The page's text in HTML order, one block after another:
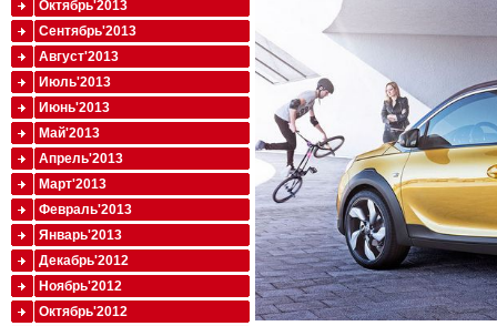
Октябрь'2013
Сентябрь'2013
Август'2013
Июль'2013
Июнь'2013
Май'2013
Апрель'2013
Март'2013
Февраль'2013
Январь'2013
Декабрь'2012
Ноябрь'2012
Октябрь'2012